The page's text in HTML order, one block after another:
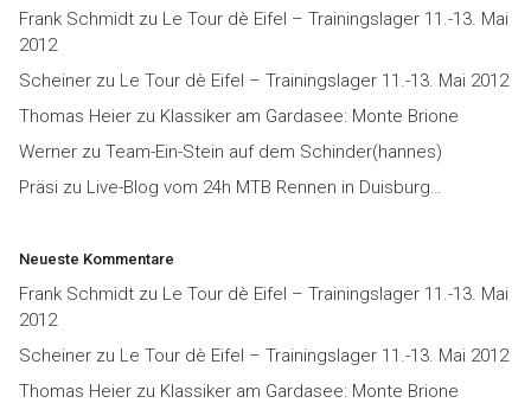
Frank Schmidt zu Le Tour dè Eifel – Trainingslager 11.-13. Mai
2012
Scheiner zu Le Tour dè Eifel – Trainingslager 11.-13. Mai 2012
Thomas Heier zu Klassiker am Gardasee: Monte Brione
Werner zu Team-Ein-Stein auf dem Schinder(hannes)
Präsi zu Live-Blog vom 24h MTB Rennen in Duisburg…
Neueste Kommentare
Frank Schmidt zu Le Tour dè Eifel – Trainingslager 11.-13. Mai
2012
Scheiner zu Le Tour dè Eifel – Trainingslager 11.-13. Mai 2012
Thomas Heier zu Klassiker am Gardasee: Monte Brione